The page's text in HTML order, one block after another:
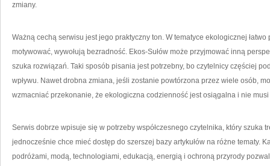
zmiany.
Ważną cechą serwisu jest jego praktyczny ton. W tematyce ekologicznej
motywować, wywołują bezradność. Ekos-Sułów może przyjmować inną
szuka rozwiązań. Taki sposób pisania jest potrzebny, bo czytelnicy częściej
wpływu. Nawet drobna zmiana, jeśli zostanie powtórzona przez wiele osób,
wzmacniać przekonanie, że ekologiczna codzienność jest osiągalna i nie
Serwis dobrze wpisuje się w potrzeby współczesnego czytelnika, który szuka
jednocześnie chce mieć dostęp do szerszej bazy artykułów na różne tematy.
podróżami, modą, technologiami, edukacją, energią i ochroną przyrody